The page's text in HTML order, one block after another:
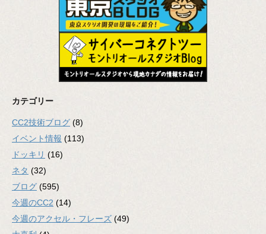
カテゴリー
CC2技術ブログ (8)
イベント情報 (113)
ドッキリ (16)
ネタ (32)
ブログ (595)
今週のCC2 (14)
今週のアクセル・フレーズ (49)